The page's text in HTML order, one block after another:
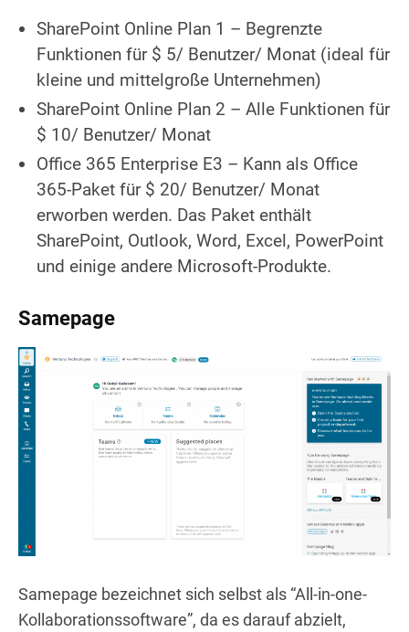
SharePoint Online Plan 1 – Begrenzte
Funktionen für $ 5/ Benutzer/ Monat (ideal für
kleine und mittelgroße Unternehmen)
SharePoint Online Plan 2 – Alle Funktionen für
$ 10/ Benutzer/ Monat
Office 365 Enterprise E3 – Kann als Office
365-Paket für $ 20/ Benutzer/ Monat
erworben werden. Das Paket enthält
SharePoint, Outlook, Word, Excel, PowerPoint
und einige andere Microsoft-Produkte.
Samepage
Samepage bezeichnet sich selbst als “All-in-one-
Kollaborationssoftware”, da es darauf abzielt,